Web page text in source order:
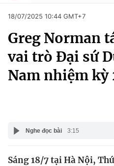
Chuyên mục
Chính trị
Xã hội
Pháp luật
Kinh tế
Thể thao
Truyền hình
Văn hóa - Giải trí
Giáo dục
18/07/2025 10:44 GMT+7
Greg Norman
vai trò Đại sứ
Nam nhiệm kỳ
Nghe đọc bài 3:15
Sáng 18/7 tại Hà Nội,